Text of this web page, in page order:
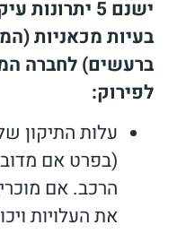
ישנם 5
בעיות מכאניות
ברעשים) לחברה
לפירוק:
עלות התיקון
(בפרט אם
הרכב. אם
את העלויות